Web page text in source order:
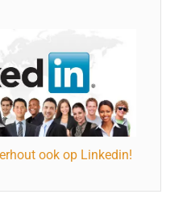
ook op Linkedin!